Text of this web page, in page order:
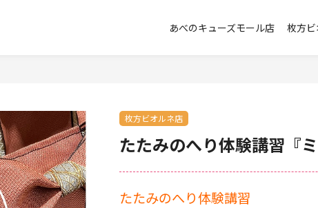
あべのキューズモール店 枚方
枚方ビオルネ店
たたみのへり体験講習『ミ
たたみのへり体験講習